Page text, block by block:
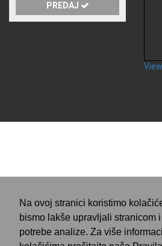
Na ovoj stranici koristimo
bismo lakše upravljali stranicom
potrebe analize. Za više
PREDAJ